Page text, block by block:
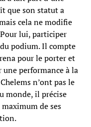
que son statut a
cela ne modifie
lui, participer
podium. Il compte
pour le porter et
performance à la
n’ont pas le
monde, il précise
de ses